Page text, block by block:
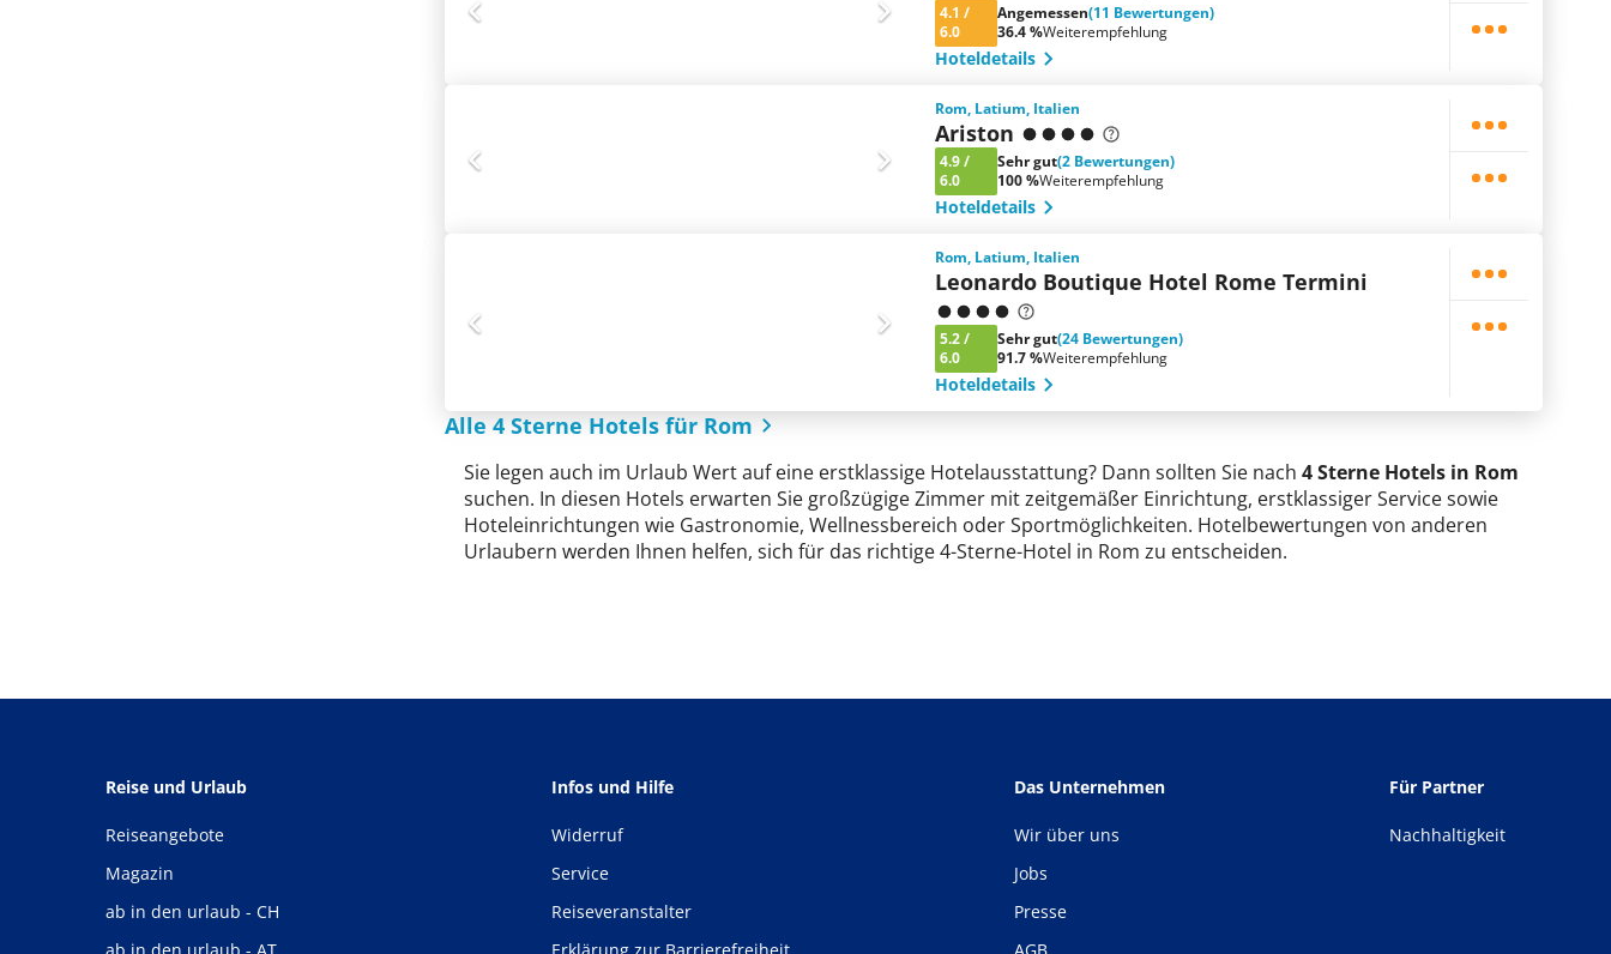
4.1 /
6.0
Angemessen(11 Bewertungen)
36.4 %Weiterempfehlung
Hoteldetails
Rom, Latium, Italien
Ariston
4.9/
6.0
Sehr gut(2 Bewertungen)
100 %Weiterempfehlung
Hoteldetails
Rom, Latium, Italien
Leonardo Boutique Hotel Rome Termini
5.2/
6.0
Sehr gut(24 Bewertungen)
91.7 %Weiterempfehlung
Hoteldetails
Alle 4 Sterne Hotels für Rom
Sie legen auch im Urlaub Wert auf eine erstklassige Hotelausstattung? Dann sollten Sie nach 4 Sterne Hotels in Rom
suchen. In diesen Hotels erwarten Sie großzügige Zimmer mit zeitgemäßer Einrichtung, erstklassiger Service sowie
Hoteleinrichtungen wie Gastronomie, Wellnessbereich oder Sportmöglichkeiten. Hotelbewertungen von anderen
Urlaubern werden Ihnen helfen, sich für das richtige 4-Sterne-Hotel in Rom zu entscheiden.
Reise und Urlaub
Reiseangebote
Magazin
ab in den urlaub - CH
Infos und Hilfe
Widerruf
Service
Reiseveranstalter
Das Unternehmen
Wir über uns
Jobs
Presse
Für Partner
Nachhaltigkeit